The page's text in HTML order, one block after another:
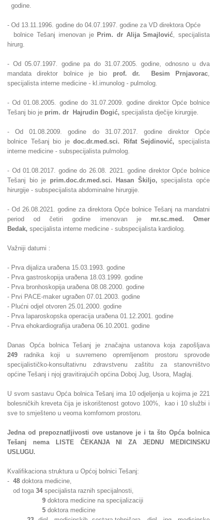
godine.
- Od 13.11.1996. godine do 04.07.1997. godine za VD direktora Opće
bolnice Tešanj imenovan je Prim. dr Alija Smajlović, specijalista
hirurg.
- Od 05.07.1997. godine pa do 31.07.2005. godine, odnosno u dva
mandatadirektor bolnice je bio prof. dr. Besim Prnjavorac,
specijalista interne medicine - kl.imunolog - pulmolog.
- Od 01.08.2005. godine do 31.07.2009. godine direktor Opće bolnice
Tešanj bio je prim. dr Hajrudin Ðogić, specijalista dječije kirurgije.
- Od01.08.2009. godine do 31.07.2017. godine direktor Opće
bolnice Tešanj bio jedoc.dr.med.sci. Rifat Sejdinović,specijalista
interne medicine - subspecijalista pulmolog.
- Od 01.08.2017. godine do 26.08. 2021. godine direktor Opće bolnice
Tešanj bioje prim.doc.dr.med.sci. Hasan Škiljo,specijalista opće
hirurgije - subspecijalista abdominalne hirurgije.
- Od 26.08.2021. godine za direktora Opće bolnice Tešanj na mandatni
period od četiri godine imenovan je mr.sc.med. Omer
Bedak, specijalista interne medicine - subspecijalista kardiolog.
Važniji datumi :
- Prva dijaliza uraðena 15.03.1993. godine
- Prva gastroskopija uraðena 18.03.1999. godine
- Prva bronhoskopija uraðena 08.08.2000. godine
- Prvi PACE-maker ugraðen 07.01.2003. godine
- Plućni odjel otvoren 25.01.2000. godine
- Prva laparoskopska operacija uraðena 01.12.2001. godine
- Prva ehokardiografija uraðena 06.10.2001. godine
Danas Opća bolnica Tešanj je značajna ustanova koja zapošljava
249 radnika koji u suvremeno opremljenom prostoru sprovode
specijalističko-konsultativnu zdravstvenu zaštitu za stanovništvo
općine Tešanj i njoj gravitirajućih općina Doboj Jug, Usora, Maglaj.
U svom sastavu Opća bolnica Tešanj ima 10 odjeljenja u kojima je 221
bolesničkih kreveta čija je iskorištenost gotovo 100%, kao i 10 službi i
sve to smješteno u veoma komfornom prostoru.
Jedna od prepoznatljivosti ove ustanove je i ta što Opća bolnica
Tešanj nema LISTE ČEKANJA NI ZA JEDNU MEDICINSKU
USLUGU.
Kvalifikaciona struktura u Općoj bolnici Tešanj:
- 48 doktora medicine,
od toga 34 specijalista raznih specijalnosti,
9 doktora medicine na specijalizaciji
5 doktora medicine